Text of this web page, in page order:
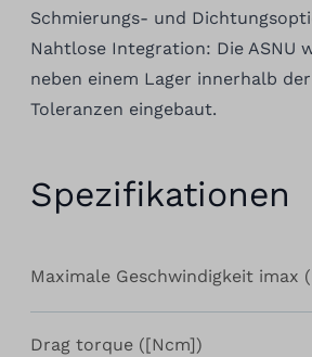
Schmierungs- und
Nahtlose Integration: Die ASNU
neben einem Lager innerhalb
Toleranzen eingebaut.
Spezifikationen
Maximale Geschwindigkeit imax
Drag torque ([Ncm])